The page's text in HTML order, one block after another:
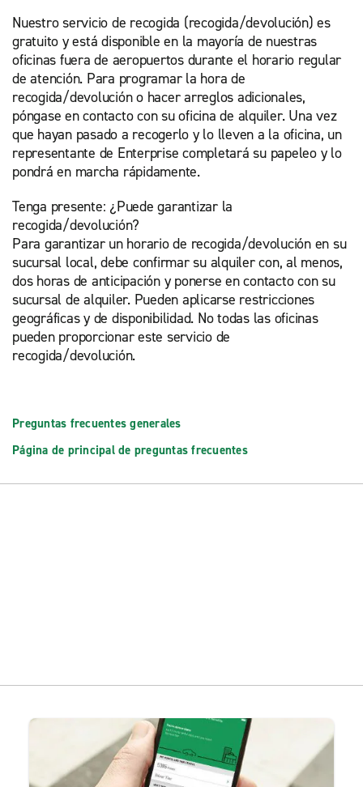
Nuestro servicio de recogida (recogida/devolución) es
gratuito y está disponible en la mayoría de nuestras
oficinas fuera de aeropuertos durante el horario regular
de atención. Para programar la hora de
recogida/devolución o hacer arreglos adicionales,
póngase en contacto con su oficina de alquiler. Una vez
que hayan pasado a recogerlo y lo lleven a la oficina, un
representante de Enterprise completará su papeleo y lo
pondrá en marcha rápidamente.
Tenga presente: ¿Puede garantizar la
recogida/devolución?
Para garantizar un horario de recogida/devolución en su
sucursal local, debe confirmar su alquiler con, al menos,
dos horas de anticipación y ponerse en contacto con su
sucursal de alquiler. Pueden aplicarse restricciones
geográficas y de disponibilidad. No todas las oficinas
pueden proporcionar este servicio de
recogida/devolución.
Preguntas frecuentes generales
Página de principal de preguntas frecuentes